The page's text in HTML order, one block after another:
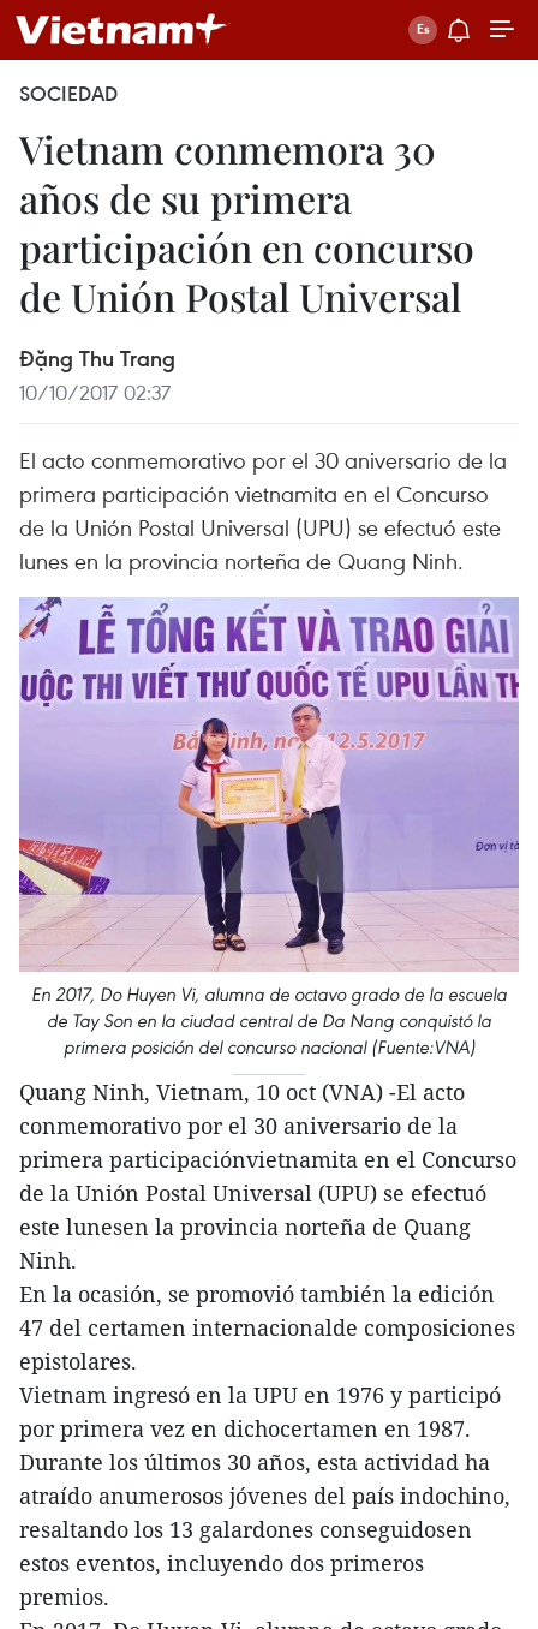
SOCIEDAD
Vietnam conmemora 30
años de su primera
participación en concurso
de Unión Postal Universal
Đặng Thu Trang
10/10/2017 02:37
El acto conmemorativo por el 30 aniversario de la
primera participación vietnamita en el Concurso
de la Unión Postal Universal (UPU) se efectuó este
lunes en la provincia norteña de Quang Ninh.
En 2017, Do Huyen Vi, alumna de octavo grado de la escuela
de Tay Son en la ciudad central de Da Nang conquistó la
primera posición del concurso nacional (Fuente:VNA)
Quang Ninh, Vietnam, 10 oct (VNA) -El acto
conmemorativo por el 30 aniversario de la
primera participaciónvietnamita en el Concurso
de la Unión Postal Universal (UPU) se efectuó
este lunesen la provincia norteña de Quang
Ninh.
En la ocasión, se promovió también la edición
47 del certamen internacionalde composiciones
epistolares.
Vietnam ingresó en la UPU en 1976 y participó
por primera vez en dichocertamen en 1987.
Durante los últimos 30 años, esta actividad ha
atraído anumerosos jóvenes del país indochino,
resaltando los 13 galardones conseguidosen
estos eventos, incluyendo dos primeros
premios.